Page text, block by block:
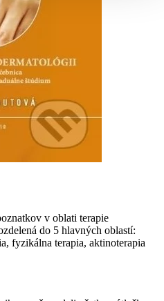
v oblati terapie
do 5 hlavných oblastí:
fyzikálna terapia, aktinoterapia